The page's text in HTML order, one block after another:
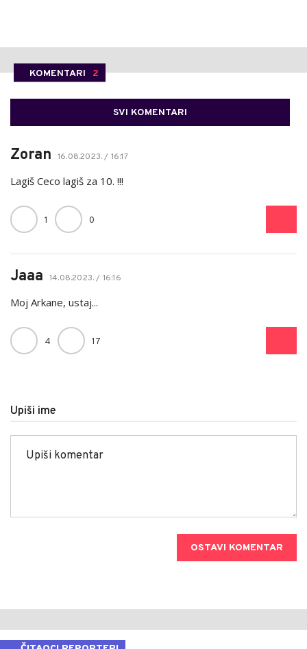
KOMENTARI 2
SVI KOMENTARI
Zoran 16.08.2023. / 16:17
Lagiš Ceco lagiš za 10. !!!
1 0
Jaaa 14.08.2023. / 16:16
Moj Arkane, ustaj...
4 17
Upiši ime
OSTAVI KOMENTAR